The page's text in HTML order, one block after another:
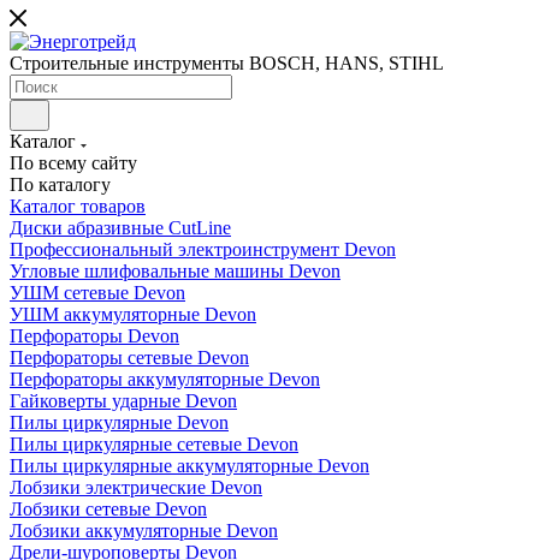
Строительные инструменты BOSCH, HANS, STIHL
Каталог
По всему сайту
По каталогу
Каталог товаров
Диски абразивные CutLine
Профессиональный электроинструмент Devon
Угловые шлифовальные машины Devon
УШМ сетевые Devon
УШМ аккумуляторные Devon
Перфораторы Devon
Перфораторы сетевые Devon
Перфораторы аккумуляторные Devon
Гайковерты ударные Devon
Пилы циркулярные Devon
Пилы циркулярные сетевые Devon
Пилы циркулярные аккумуляторные Devon
Лобзики электрические Devon
Лобзики сетевые Devon
Лобзики аккумуляторные Devon
Дрели-шуроповерты Devon